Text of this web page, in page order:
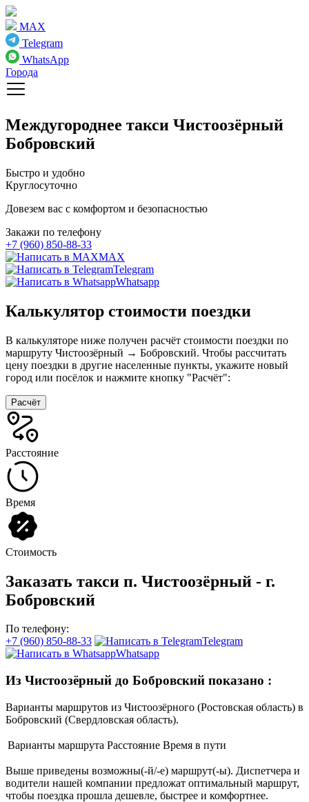
MAX
Telegram
WhatsApp
Города
Междугороднее такси Чистоозёрный
Бобровский
Быстро и удобно
Круглосуточно
Довезем вас с комфортом и безопасностью
Закажи по телефону
+7 (960) 850-88-33
MAX
Telegram
Whatsapp
Калькулятор стоимости поездки
В калькуляторе ниже получен расчёт стоимости поездки по
маршруту Чистоозёрный → Бобровский. Чтобы рассчитать
цену поездки в другие населенные пункты, укажите новый
город или посёлок и нажмите кнопку "Расчёт":
Расчёт
Расстояние
Время
Стоимость
Заказать такси п. Чистоозёрный - г.
Бобровский
По телефону:
+7 (960) 850-88-33
Telegram
Whatsapp
Из Чистоозёрный до Бобровский показано :
Варианты маршрутов из Чистоозёрного (Ростовская область) в
Бобровский (Свердловская область).
Варианты маршрута Расстояние Время в пути
Выше приведены возможны(-й/-е) маршрут(-ы). Диспетчера и
водители нашей компании предложат оптимальный маршрут,
чтобы поездка прошла дешевле, быстрее и комфортнее.